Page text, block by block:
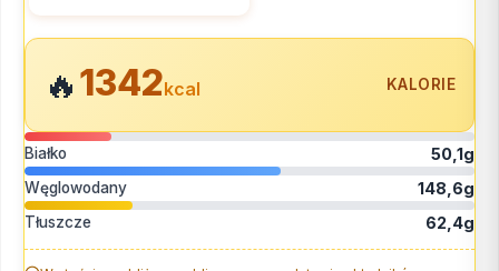
🔥1342kcal KALORIE
Białko 50,1g
Węglowodany 148,6g
Tłuszcze 62,4g